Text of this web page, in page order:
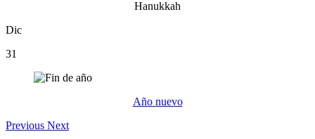
Hanukkah
Dic
31
Año nuevo
Previous Next